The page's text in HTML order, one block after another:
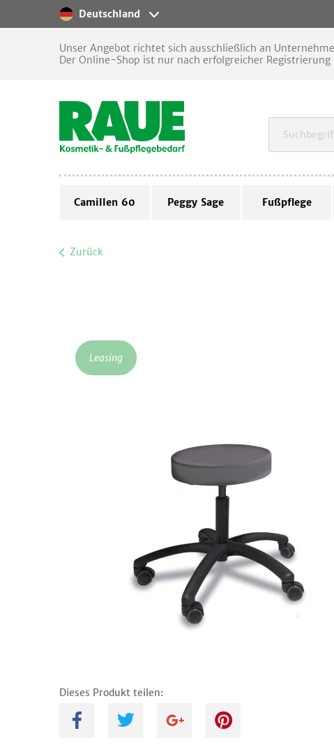
Deutschland
Unser Angebot richtet sich ausschließlich an
Der Online-Shop ist nur nach erfolgreicher Registrierung
Camillen 60 Peggy Sage Fußpflege
Zurück
Leasing
Dieses Produkt teilen:
A B C D